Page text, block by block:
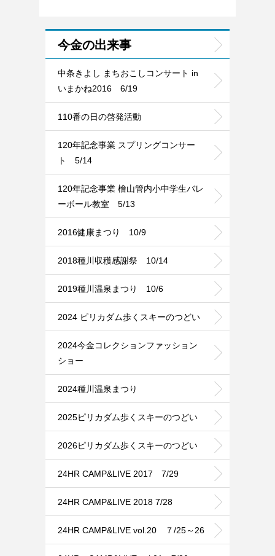
今金の出来事
中条きよし まちおこしコンサート in
いまかね2016 6/19
110番の日の啓発活動
120年記念事業 スプリングコンサー
ト 5/14
120年記念事業 檜山管内小中学生バレ
ーボール教室 5/13
2016健康まつり 10/9
2018種川収穫感謝祭 10/14
2019種川温泉まつり 10/6
2024 ピリカダム歩くスキーのつどい
2024今金コレクションファッション
ショー
2024種川温泉まつり
2025ピリカダム歩くスキーのつどい
2026ピリカダム歩くスキーのつどい
24HR CAMP&LIVE 2017 7/29
24HR CAMP&LIVE 2018 7/28
24HR CAMP&LIVE vol.20 ７/25～26